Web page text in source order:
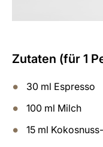
Zutaten (für 1
30 ml Espresso
100 ml Milch
15 ml